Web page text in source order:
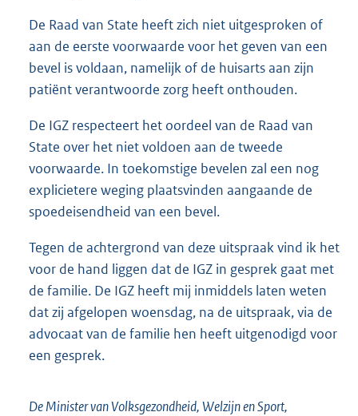
De Raad van State heeft zich niet uitgesproken of
aan de eerste voorwaarde voor het geven van een
bevel is voldaan, namelijk of de huisarts aan zijn
patiënt verantwoorde zorg heeft onthouden.
De IGZ respecteert het oordeel van de Raad van
State over het niet voldoen aan de tweede
voorwaarde. In toekomstige bevelen zal een nog
explicietere weging plaatsvinden aangaande de
spoedeisendheid van een bevel.
Tegen de achtergrond van deze uitspraak vind ik het
voor de hand liggen dat de IGZ in gesprek gaat met
de familie. De IGZ heeft mij inmiddels laten weten
dat zij afgelopen woensdag, na de uitspraak, via de
advocaat van de familie hen heeft uitgenodigd voor
een gesprek.
De Minister van Volksgezondheid, Welzijn en Sport,